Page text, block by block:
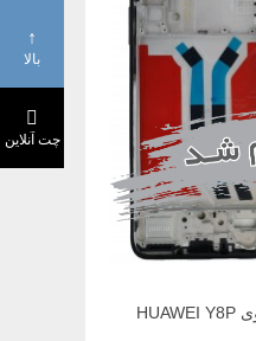
شاسی ال سی دی هواوی HUAWEI Y8P
بالا
چت آنلاین